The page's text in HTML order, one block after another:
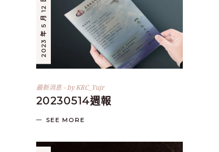
2023 年 5 月 12 日
最新消息 byKRC_Yujr
20230514週報
SEE MORE